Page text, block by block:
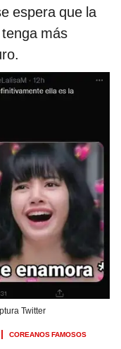
espera que la
más
Twitter
COREANOS FAMOSOS